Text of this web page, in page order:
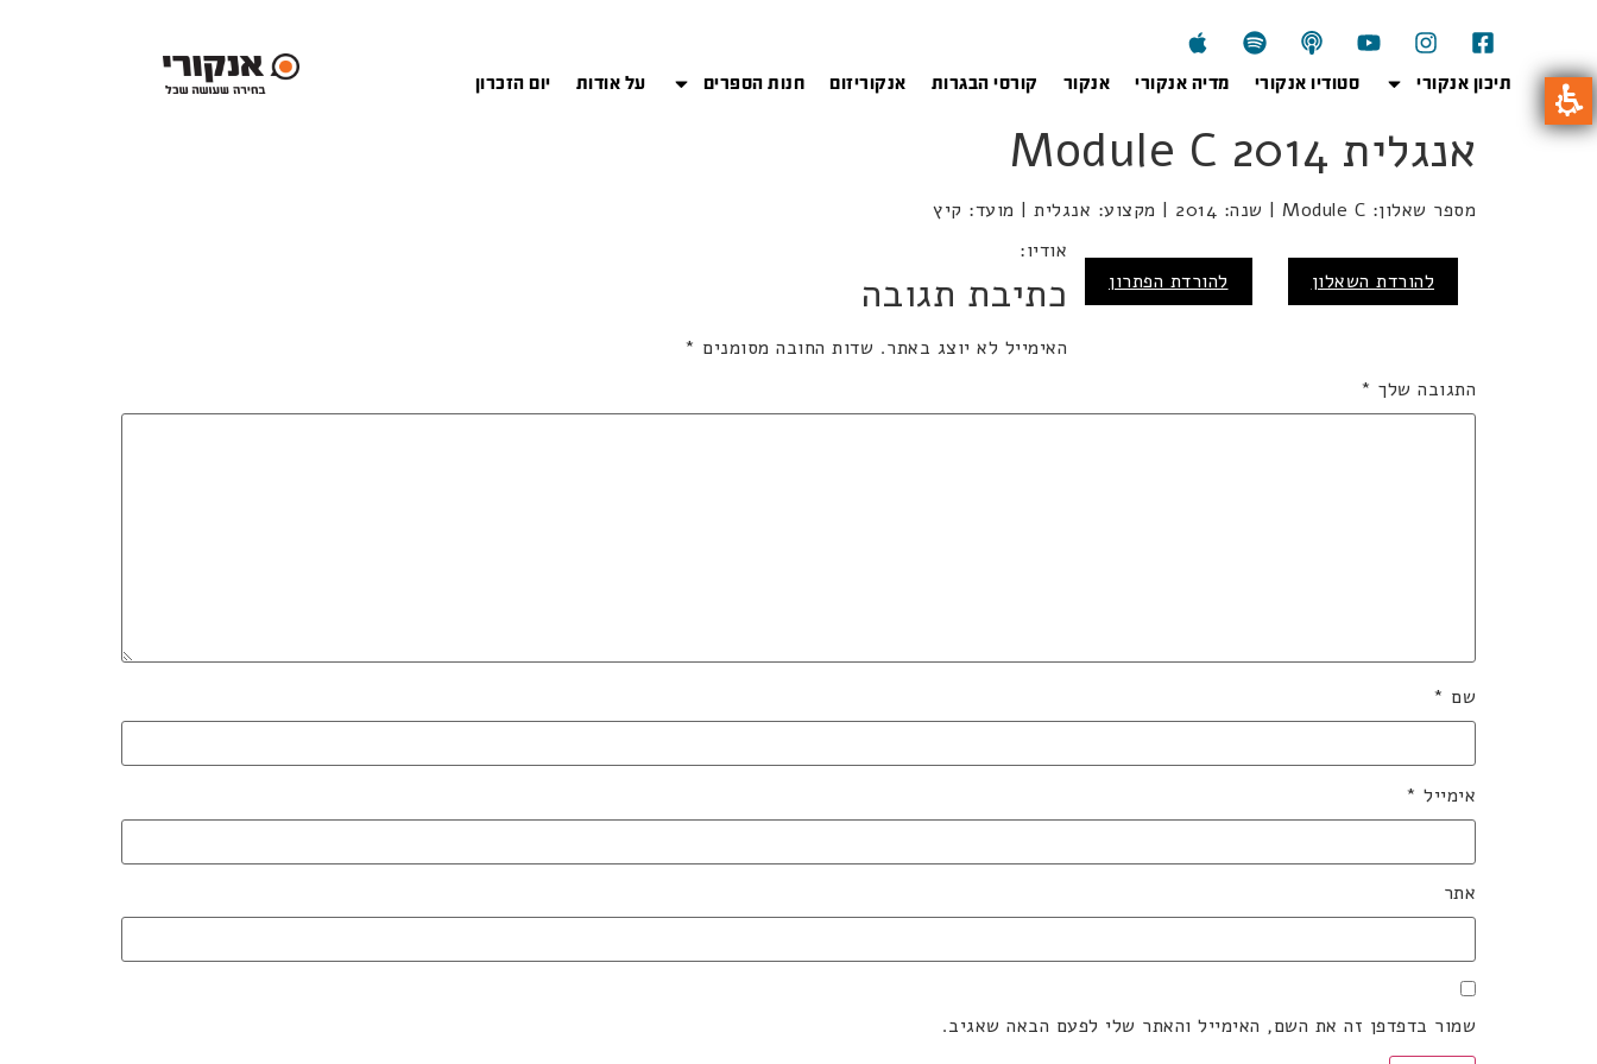
תיכון אנקורי סטודיו אנקורי מדיה אנקורי אנקור קורסי הבגרות אנקוריזום חנות הספרים על אודות יום הזכרון
אנגלית 2014 Module C
מספר שאלון: Module C | שנה: 2014 | מקצוע: אנגלית | מועד: קיץ
להורדת השאלון להורדת הפתרון
אודיו:
כתיבת תגובה
האימייל לא יוצג באתר. שדות החובה מסומנים *
התגובה שלך *
שם *
אימייל *
אתר
שמור בדפדפן זה את השם, האימייל והאתר שלי לפעם הבאה שאגיב.